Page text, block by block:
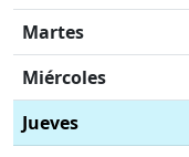
Martes
Miércoles
Jueves